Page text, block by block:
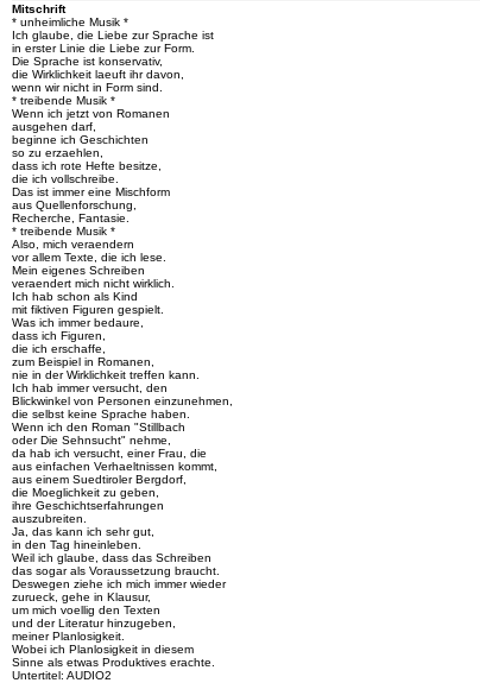
Mitschrift
* unheimliche Musik *
Ich glaube, die Liebe zur Sprache ist
in erster Linie die Liebe zur Form.
Die Sprache ist konservativ,
die Wirklichkeit laeuft ihr davon,
wenn wir nicht in Form sind.
* treibende Musik *
Wenn ich jetzt von Romanen
ausgehen darf,
beginne ich Geschichten
so zu erzaehlen,
dass ich rote Hefte besitze,
die ich vollschreibe.
Das ist immer eine Mischform
aus Quellenforschung,
Recherche, Fantasie.
* treibende Musik *
Also, mich veraendern
vor allem Texte, die ich lese.
Mein eigenes Schreiben
veraendert mich nicht wirklich.
Ich hab schon als Kind
mit fiktiven Figuren gespielt.
Was ich immer bedaure,
dass ich Figuren,
die ich erschaffe,
zum Beispiel in Romanen,
nie in der Wirklichkeit treffen kann.
Ich hab immer versucht, den
Blickwinkel von Personen einzunehmen,
die selbst keine Sprache haben.
Wenn ich den Roman "Stillbach
oder Die Sehnsucht" nehme,
da hab ich versucht, einer Frau, die
aus einfachen Verhaeltnissen kommt,
aus einem Suedtiroler Bergdorf,
die Moeglichkeit zu geben,
ihre Geschichtserfahrungen
auszubreiten.
Ja, das kann ich sehr gut,
in den Tag hineinleben.
Weil ich glaube, dass das Schreiben
das sogar als Voraussetzung braucht.
Deswegen ziehe ich mich immer wieder
zurueck, gehe in Klausur,
um mich voellig den Texten
und der Literatur hinzugeben,
meiner Planlosigkeit.
Wobei ich Planlosigkeit in diesem
Sinne als etwas Produktives erachte.
Untertitel: AUDIO2